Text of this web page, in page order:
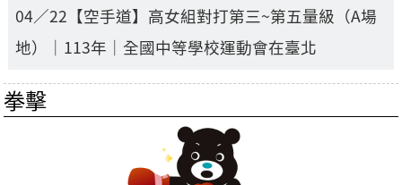
04／22【空手道】高女組對打第三~第五量級（A場
地）｜113年｜全國中等學校運動會在臺北
拳擊